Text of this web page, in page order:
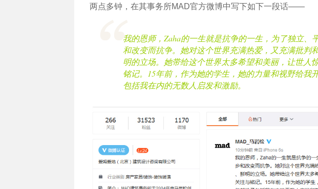
两点多钟，在其事务所MAD官方微博中写下如下一段话——
我的恩师，Zaha的一生就是抗争的一生，为了独立、
和改变而抗争。她对这个世界充满热爱，又充满批判
明的立场。她带给这个世界太多希望和美丽，让世人
铭记。15年前，作为她的学生，她的力量和视野给我
包括我在内的无数人启发和激励。